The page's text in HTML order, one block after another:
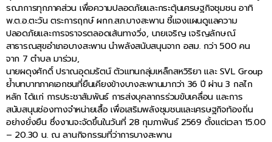
รณาการทุกภาคส่วน เพื่อความปลอดภัยและกระตุ้นเศรษฐกิจชุมชน อาทิ
พ.ต.อ.ตะวัน ตระการฤกษ์ ผกก.สภ.บางสะพาน ชี้แจงแผนดูแลความ
ปลอดภัยและการจราจรตลอดเส้นทางวิ่ง, นายเจริญ เจริญลักษณ์
สาธารณสุขอำเภอบางสะพาน นำพลังสนับสนุนจาก อสม. กว่า 500 คน
จาก 7 ตำบล มาร่วม,
นายผดุงศักดิ์ ปราณอุดมรัตน์ ตัวแทนกลุ่มเหล็กสหวิริยา และ SVL Group
ย้ำบทบาทภาคเอกชนที่ยืนเคียงข้างบางสะพานมากว่า 36 ปี ผ่าน 3 กลไก
หลัก ได้แก่ การประชาสัมพันธ์ การส่งบุคลากรร่วมขับเคลื่อน และการ
สนับสนุนช่องทางจำหน่ายเสื้อ เพื่อเสริมพลังชุมชนและเศรษฐกิจท้องถิ่น
อย่างยั่งยืน ซึ่งงานจะจัดขึ้นในวันที่ 28 กุมภาพันธ์ 2569 ตั้งแต่เวลา 15.00
– 20.30 น. ณ ลานกิจกรรมที่ว่าการบางสะพาน